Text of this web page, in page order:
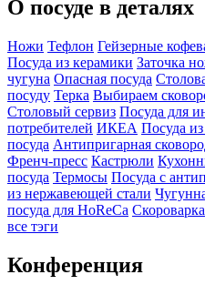
О посуде в деталях
Ножи Тефлон Гейзерные
Посуда из керамики Заточка
чугуна Опасная посуда
посуду Терка Выбираем
Столовый сервиз Посуда для
потребителей ИКЕА Посуда
посуда Антипригарная
Френч-пресс Кастрюли
посуда Термосы Посуда с
из нержавеющей стали
посуда для HoReCa Скороварка
все тэги
Конференция